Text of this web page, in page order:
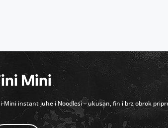
Mini
Mini instant juhe i Noodlesi – ukusan, fin i brz obrok